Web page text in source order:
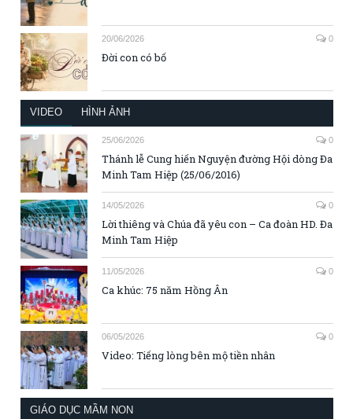
20/06/2026 0
Đời con có bố
VIDEO HÌNH ẢNH
25/06/2026 0
Thánh lễ Cung hiến Nguyện đường Hội dòng Đa
Minh Tam Hiệp (25/06/2016)
14/05/2026 0
Lời thiêng và Chúa đã yêu con – Ca đoàn HD. Đa
Minh Tam Hiệp
11/05/2026 0
Ca khúc: 75 năm Hồng Ân
06/05/2026 0
Video: Tiếng lòng bên mộ tiền nhân
GIÁO DỤC MẦM NON